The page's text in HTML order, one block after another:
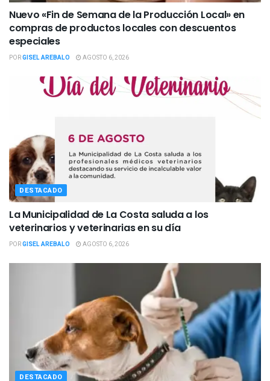
Nuevo «Fin de Semana de la Producción Local» en
compras de productos locales con descuentos
especiales
PORGISEL AREBALO AGOSTO 6, 2026
DESTACADO
La Municipalidad de La Costa saluda a los
veterinarios y veterinarias en su día
PORGISEL AREBALO AGOSTO 6, 2026
DESTACADO